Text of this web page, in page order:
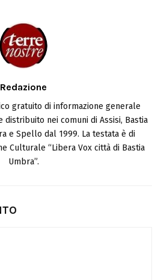
Redazione
gratuito di informazione generale
distribuito nei comuni di Assisi, Bastia
e Spello dal 1999. La testata è di
Culturale “Libera Vox città di Bastia
Umbra”.